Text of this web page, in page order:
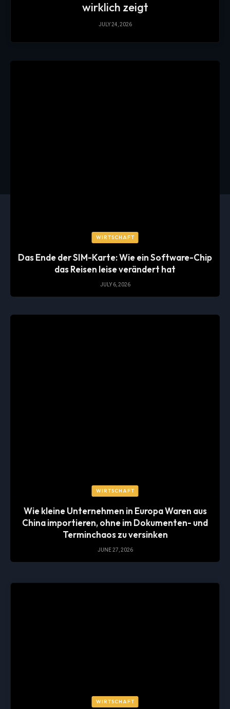
wirklich zeigt
JULY 24, 2026
WIRTSCHAFT
Das Ende der SIM-Karte: Wie ein Software-Chip
das Reisen leise verändert hat
JULY 6, 2026
WIRTSCHAFT
Wie kleine Unternehmen in Europa Waren aus
China importieren, ohne im Dokumenten- und
Terminchaos zu versinken
JUNE 27, 2026
WIRTSCHAFT